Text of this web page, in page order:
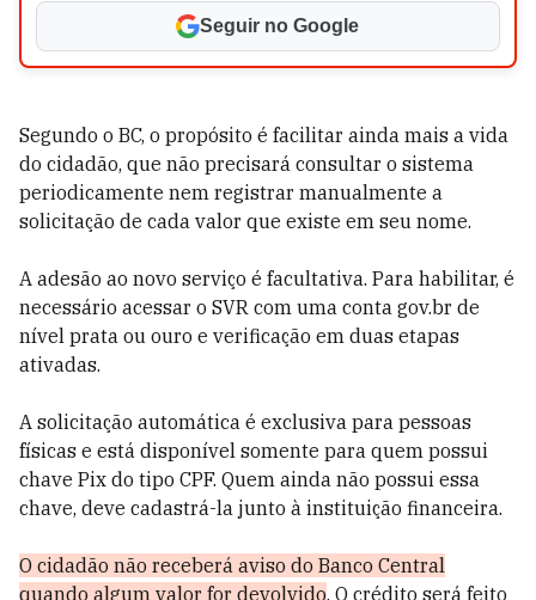
Seguir no Google
Segundo o BC, o propósito é facilitar ainda mais a vida
do cidadão, que não precisará consultar o sistema
periodicamente nem registrar manualmente a
solicitação de cada valor que existe em seu nome.
A adesão ao novo serviço é facultativa. Para habilitar, é
necessário acessar o SVR com uma conta gov.br de
nível prata ou ouro e verificação em duas etapas
ativadas.
A solicitação automática é exclusiva para pessoas
físicas e está disponível somente para quem possui
chave Pix do tipo CPF. Quem ainda não possui essa
chave, deve cadastrá-la junto à instituição financeira.
O cidadão não receberá aviso do Banco Central
quando algum valor for devolvido. O crédito será feito